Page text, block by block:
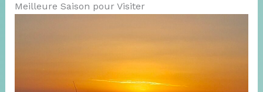
Meilleure Saison pour Visiter